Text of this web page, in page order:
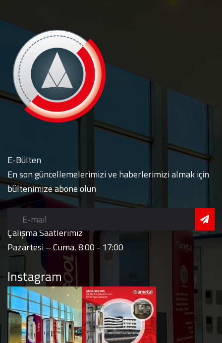
E-Bülten
En son güncellemelerimizi ve haberlerimizi almak için
bültenimize abone olun
Çalışma Saatlerimiz
Pazartesi – Cuma, 8:00 - 17:00
Instagram